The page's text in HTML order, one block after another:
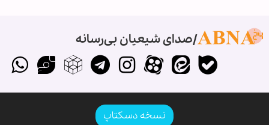
صدای شیعیان بی‌رسانه
نسخه دسکتاپ